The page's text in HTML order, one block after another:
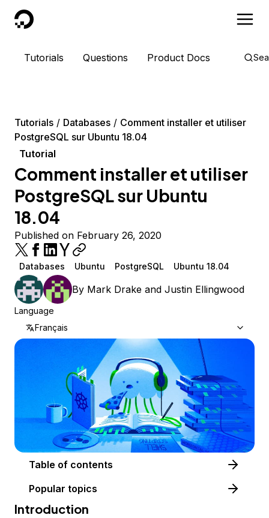
DigitalOcean
Tutorials Questions Product Docs
Tutorials Databases
Comment installer et utiliser
PostgreSQL sur Ubuntu 18.04
Tutorial
Comment installer et utiliser
PostgreSQL sur Ubuntu
18.04
Published on February 26, 2020
Databases Ubuntu PostgreSQL Ubuntu 18.04
By Mark Drake and Justin Ellingwood
Language
Français
Table of contents
Popular topics
Introduction